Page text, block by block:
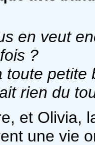
en veut
?
toute petite
rien du
et Olivia,
une vie